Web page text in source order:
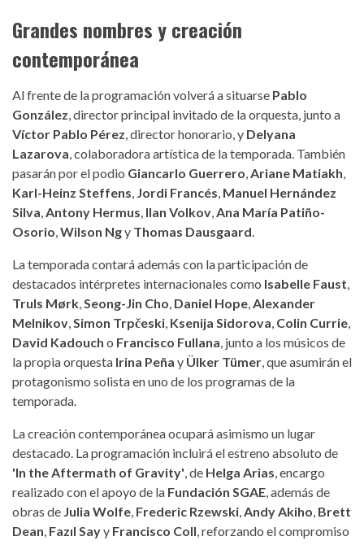
Grandes nombres y creación
contemporánea
Al frente de la programación volverá a situarse Pablo
González, director principal invitado de la orquesta, junto a
Víctor Pablo Pérez, director honorario, y Delyana
Lazarova, colaboradora artística de la temporada. También
pasarán por el podio Giancarlo Guerrero,Ariane Matiakh,
Karl-Heinz Steffens, Jordi Francés, Manuel Hernández
Silva,Antony Hermus, Ilan Volkov,Ana María Patiño-
Osorio,Wilson Ngy Thomas Dausgaard.
La temporada contará además con la participación de
destacados intérpretes internacionales como Isabelle Faust,
Truls Mørk,Seong-Jin Cho, Daniel Hope,Alexander
Melnikov,Simon Trpčeski, Ksenija Sidorova, Colin Currie,
David Kadouch o Francisco Fullana, junto a los músicos de
la propia orquesta Irina Peña y Ülker Tümer, que asumirán el
protagonismo solista en uno de los programas de la
temporada.
La creación contemporánea ocupará asimismo un lugar
destacado. La programación incluirá el estreno absoluto de
'In the Aftermath of Gravity', de Helga Arias, encargo
realizado con el apoyo de la Fundación SGAE, además de
obras de Julia Wolfe, Frederic Rzewski,Andy Akiho, Brett
Dean, Fazıl Sayy Francisco Coll, reforzando el compromiso